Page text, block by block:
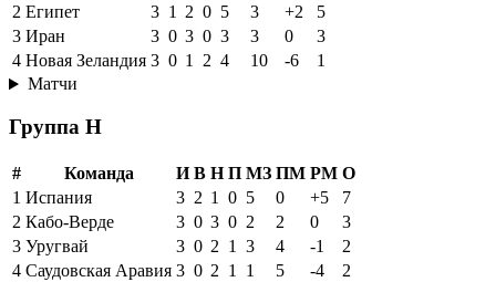
2 Египет 3 1 2 0 5 3 +2
5
3 Иран 3 0 3 0 3 3 0
3
4 Новая Зеландия 3 0 1 2 4 10 -6
1
Матчи
Группа H
# Команда И В Н П МЗ ПМ РМ О
1 Испания 3 2 1 0 5 0 +5
7
2 Кабо-Верде 3 0 3 0 2 2 0
3
3 Уругвай 3 0 2 1 3 4 -1
2
4 Саудовская Аравия 3 0 2 1 1 5 -4
2